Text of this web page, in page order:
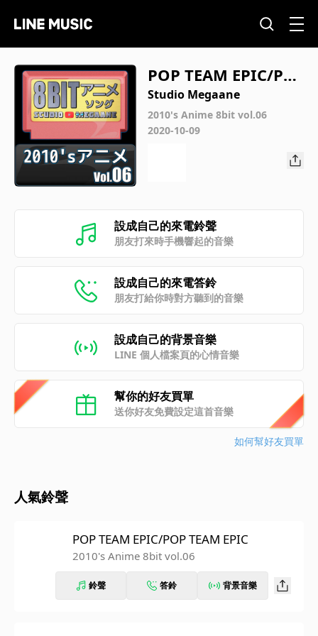
POP TEAM EPIC/PO
P TEAM EPIC
Studio Megaane
2010's Anime 8bit vol.06
2020-10-09
設成自己的來電鈴聲
朋友打來時手機響起的音樂
設成自己的來電答鈴
朋友打給你時對方聽到的音樂
設成自己的背景音樂
LINE 個人檔案頁的心情音樂
幫你的好友買單
送你好友免費設定這首音樂
如何幫好友買單
人氣鈴聲
POP TEAM EPIC/POP TEAM EPIC
2010's Anime 8bit vol.06
鈴聲 答鈴 背景音樂